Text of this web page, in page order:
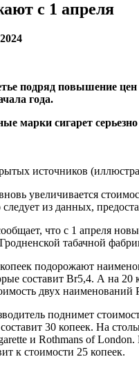
с 1 апреля
подряд повышение
года.
источников
увеличивается
следует из данных,
что с 1 апреля
табачной
подорожают
составит Br5,4. А на 20
двух наименований
поднимет
30 копеек. На
и Rothmans of
к стоимости 25 копеек.